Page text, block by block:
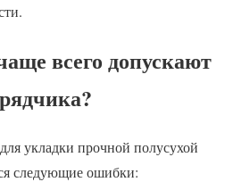
всего допускают
укладки прочной полусухой
следующие ошибки: